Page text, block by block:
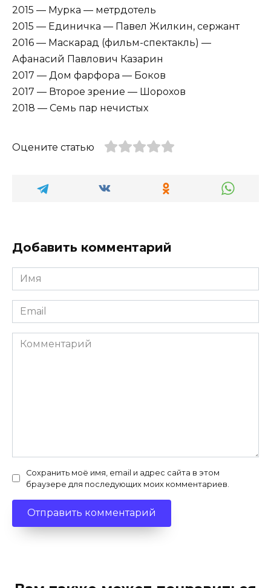
2015 — Мурка — метрдотель
2015 — Единичка — Павел Жилкин, сержант
2016 — Маскарад (фильм-спектакль) —
Афанасий Павлович Казарин
2017 — Дом фарфора — Боков
2017 — Второе зрение — Шорохов
2018 — Семь пар нечистых
Оцените статью
Добавить комментарий
Имя
*
Email
*
Комментарий
Сохранить моё имя, email и адрес сайта в этом
браузере для последующих моих комментариев.